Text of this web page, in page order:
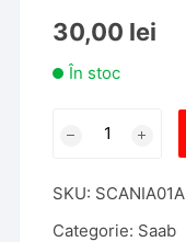
30,00 lei
În stoc
locas
cip
SKU: SCANIA01A
Categorie: Saab